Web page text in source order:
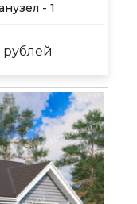
- 1
рублей